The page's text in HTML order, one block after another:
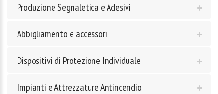
Produzione Segnaletica e Adesivi
Abbigliamento e accessori
Dispositivi di Protezione Individuale
Impianti e Attrezzature Antincendio